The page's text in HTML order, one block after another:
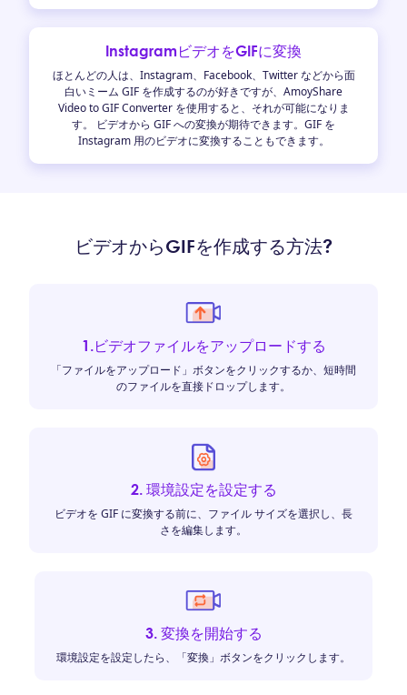
InstagramビデオをGIFに変換
ほとんどの人は、Instagram、Facebook、Twitter などから面
白いミーム GIF を作成するのが好きですが、AmoyShare
Video to GIF Converter を使用すると、それが可能になりま
す。 ビデオから GIF への変換が期待できます。GIF を
Instagram 用のビデオに変換することもできます。
ビデオからGIFを作成する方法?
1.ビデオファイルをアップロードする
「ファイルをアップロード」ボタンをクリックするか、短時間
のファイルを直接ドロップします。
2. 環境設定を設定する
ビデオを GIF に変換する前に、ファイル サイズを選択し、長
さを編集します。
3. 変換を開始する
環境設定を設定したら、「変換」ボタンをクリックします。